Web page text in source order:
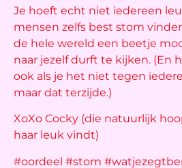
Je hoeft echt niet iedereen
mensen zelfs best stom
de hele wereld een beetje
naar jezelf durft te kijken. (En
ook als je het niet tegen
maar dat terzijde.)
XoXo Cocky (die natuurlijk
haar leuk vindt)
#oordeel #stom